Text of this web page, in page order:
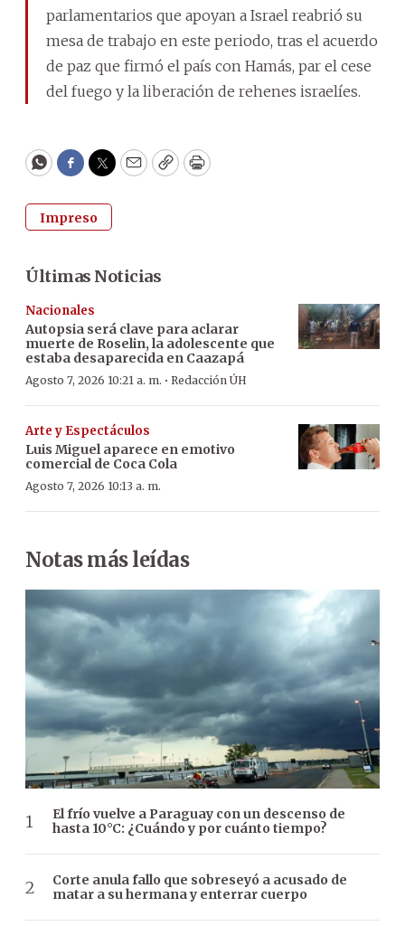
parlamentarios que apoyan a Israel reabrió su
mesa de trabajo en este periodo, tras el acuerdo
de paz que firmó el país con Hamás, par el cese
del fuego y la liberación de rehenes israelíes.
WhatsApp
Facebook
Twitter
EmailCopyPrint
Impreso
Últimas Noticias
Nacionales
Autopsia será clave para aclarar
muerte de Roselin, la adolescente que
estaba desaparecida en Caazapá
Agosto 7, 2026 10:21 a. m. · Redacción ÚH
Arte y Espectáculos
Luis Miguel aparece en emotivo
comercial de Coca Cola
Agosto 7, 2026 10:13 a. m.
Notas más leídas
El frío vuelve a Paraguay con un descenso de
hasta 10°C: ¿Cuándo y por cuánto tiempo?
Corte anula fallo que sobreseyó a acusado de
matar a su hermana y enterrar cuerpo